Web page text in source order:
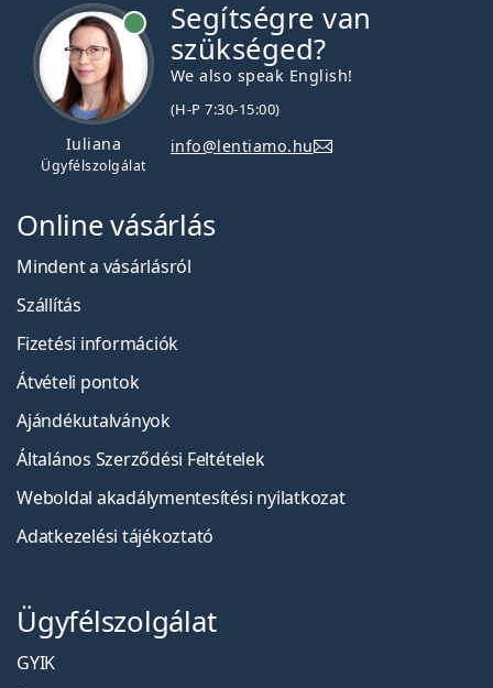
Iuliana
Ügyfélszolgálat
Segítségre van
szükséged?
We also speak English!
(H-P 7:30-15:00)
info@lentiamo.hu
Online vásárlás
Mindent a vásárlásról
Szállítás
Fizetési információk
Átvételi pontok
Ajándékutalványok
Általános Szerződési Feltételek
Weboldal akadálymentesítési nyilatkozat
Adatkezelési tájékoztató
Ügyfélszolgálat
GYIK